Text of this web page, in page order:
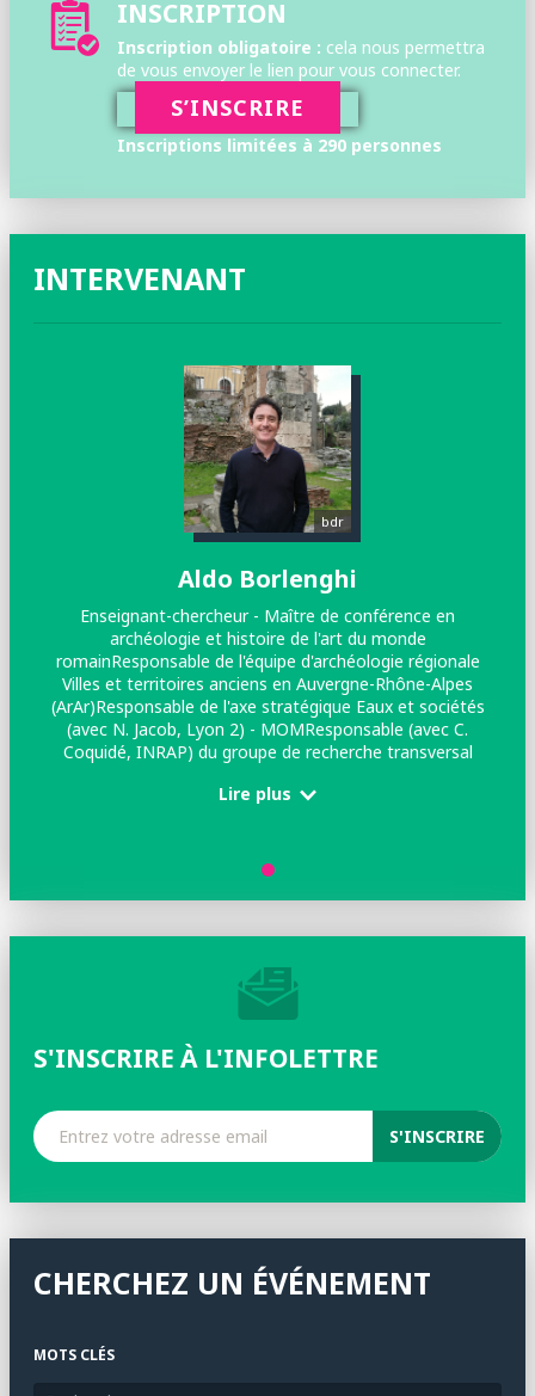
INSCRIPTION
Inscription obligatoire : cela nous permettra
de vous envoyer le lien pour vous connecter.
S’INSCRIRE
Inscriptions limitées à 290 personnes
INTERVENANT
bdr
Aldo Borlenghi
Enseignant-chercheur - Maître de conférence en
archéologie et histoire de l'art du monde
romainResponsable de l'équipe d'archéologie régionale
Villes et territoires anciens en Auvergne-Rhône-Alpes
(ArAr)Responsable de l'axe stratégique Eaux et sociétés
(avec N. Jacob, Lyon 2) - MOMResponsable (avec C.
Coquidé, INRAP) du groupe de recherche transversal
(ArAr)Membre du Conseil de l'UFR Temps et
Lire plus
S'INSCRIRE À L'INFOLETTRE
CHERCHEZ UN ÉVÉNEMENT
MOTS CLÉS